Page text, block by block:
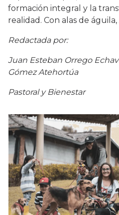
formación integral y la
realidad. Con alas de águila,
Redactada por:
Juan Esteban Orrego
Gómez Atehortúa
Pastoral y Bienestar